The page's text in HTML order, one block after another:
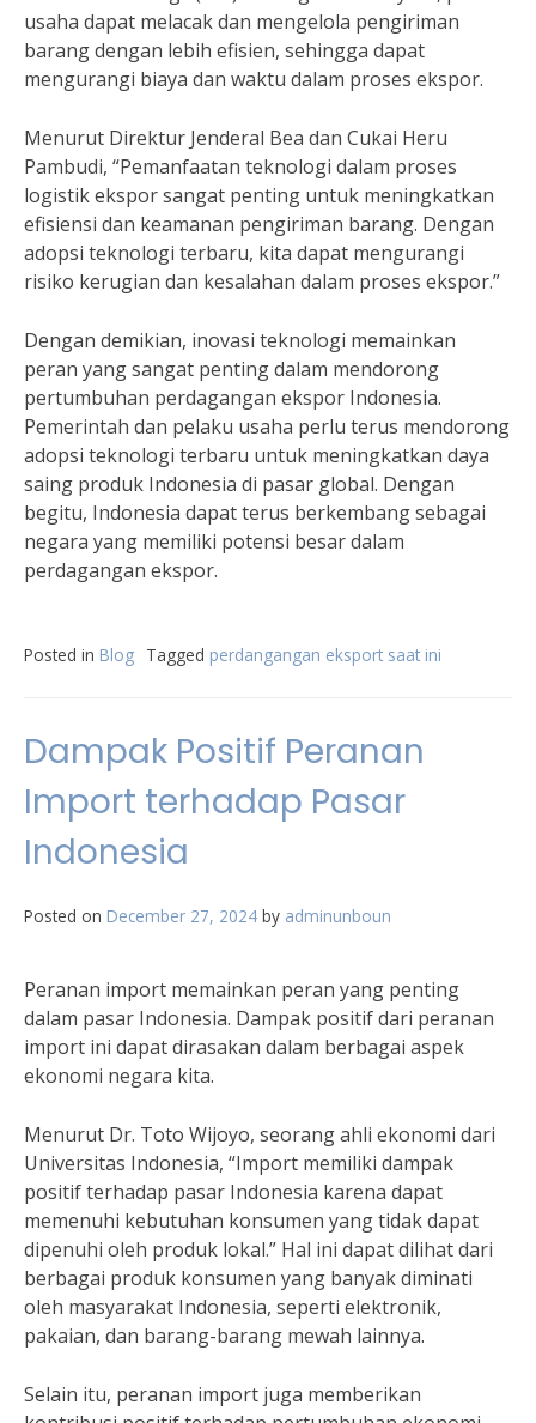
usaha dapat melacak dan mengelola pengiriman
barang dengan lebih efisien, sehingga dapat
mengurangi biaya dan waktu dalam proses ekspor.
Menurut Direktur Jenderal Bea dan Cukai Heru
Pambudi, “Pemanfaatan teknologi dalam proses
logistik ekspor sangat penting untuk meningkatkan
efisiensi dan keamanan pengiriman barang. Dengan
adopsi teknologi terbaru, kita dapat mengurangi
risiko kerugian dan kesalahan dalam proses ekspor.”
Dengan demikian, inovasi teknologi memainkan
peran yang sangat penting dalam mendorong
pertumbuhan perdagangan ekspor Indonesia.
Pemerintah dan pelaku usaha perlu terus mendorong
adopsi teknologi terbaru untuk meningkatkan daya
saing produk Indonesia di pasar global. Dengan
begitu, Indonesia dapat terus berkembang sebagai
negara yang memiliki potensi besar dalam
perdagangan ekspor.
Posted in Blog Tagged perdangangan eksport saat ini
Dampak Positif Peranan
Import terhadap Pasar
Indonesia
Posted on December 27, 2024 by adminunboun
Peranan import memainkan peran yang penting
dalam pasar Indonesia. Dampak positif dari peranan
import ini dapat dirasakan dalam berbagai aspek
ekonomi negara kita.
Menurut Dr. Toto Wijoyo, seorang ahli ekonomi dari
Universitas Indonesia, “Import memiliki dampak
positif terhadap pasar Indonesia karena dapat
memenuhi kebutuhan konsumen yang tidak dapat
dipenuhi oleh produk lokal.” Hal ini dapat dilihat dari
berbagai produk konsumen yang banyak diminati
oleh masyarakat Indonesia, seperti elektronik,
pakaian, dan barang-barang mewah lainnya.
Selain itu, peranan import juga memberikan